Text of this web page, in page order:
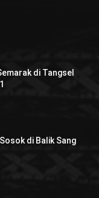
di Tangsel
di Balik Sang